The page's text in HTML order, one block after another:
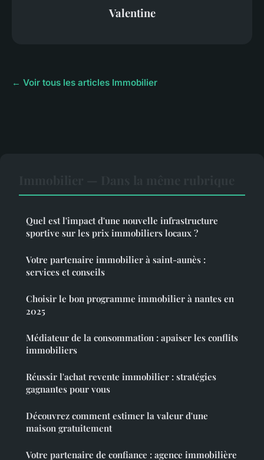
Valentine
← Voir tous les articles Immobilier
Quel est l'impact d'une nouvelle infrastructure
sportive sur les prix immobiliers locaux ?
Votre partenaire immobilier à saint-aunès :
services et conseils
Choisir le bon programme immobilier à nantes en
2025
Médiateur de la consommation : apaiser les conflits
immobiliers
Réussir l'achat revente immobilier : stratégies
gagnantes pour vous
Découvrez comment estimer la valeur d'une
maison gratuitement
Votre partenaire de confiance : agence immobilière